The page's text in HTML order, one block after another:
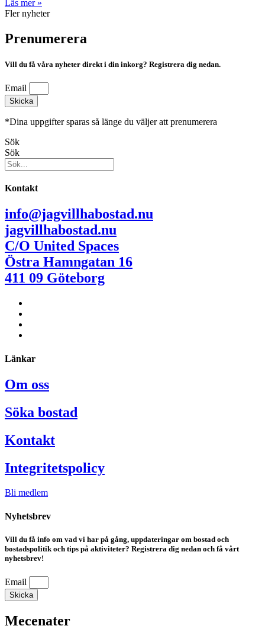
Läs mer »
Fler nyheter
Prenumerera
Vill du få våra nyheter direkt i din inkorg? Registrera dig nedan.
Email
Skicka
*Dina uppgifter sparas så länge du väljer att prenumerera
Sök
Sök
Kontakt
info@jagvillhabostad.nu
jagvillhabostad.nu
C/O United Spaces
Östra Hamngatan 16
411 09 Göteborg
Länkar
Om oss
Söka bostad
Kontakt
Integritetspolicy
Bli medlem
Nyhetsbrev
Vill du få info om vad vi har på gång, uppdateringar om bostad och
bostadspolitik och tips på aktiviteter? Registrera dig nedan och få vårt
nyhetsbrev!
Email
Skicka
Mecenater